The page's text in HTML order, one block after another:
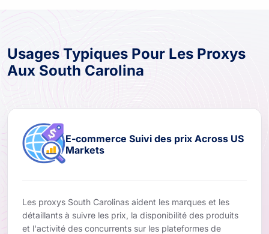
Usages Typiques Pour Les Proxys
Aux South Carolina
E-commerce Suivi des prix Across US
Markets
Les proxys South Carolinas aident les marques et les
détaillants à suivre les prix, la disponibilité des produits
et l'activité des concurrents sur les plateformes de